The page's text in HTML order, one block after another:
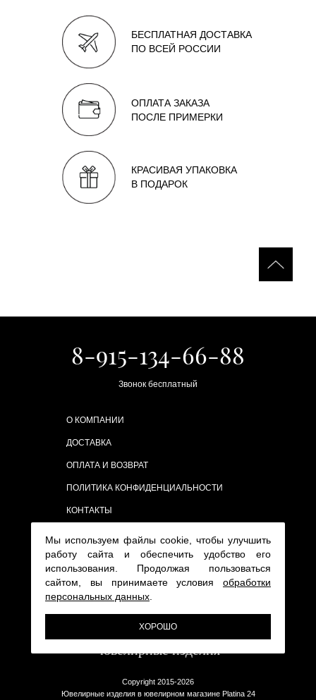
БЕСПЛАТНАЯ ДОСТАВКА
ПО ВСЕЙ РОССИИ
ОПЛАТА ЗАКАЗА
ПОСЛЕ ПРИМЕРКИ
КРАСИВАЯ УПАКОВКА
В ПОДАРОК
8-915-134-66-88
Звонок бесплатный
О КОМПАНИИ
ДОСТАВКА
ОПЛАТА И ВОЗВРАТ
ПОЛИТИКА КОНФИДЕНЦИАЛЬНОСТИ
КОНТАКТЫ
Copyright 2015-2026
Ювелирные изделия в ювелирном магазине Platina 24
Мы используем файлы cookie, чтобы улучшить
работу сайта и обеспечить удобство его
использования. Продолжая пользоваться
сайтом, вы принимаете условия обработки
персональных данных
ХОРОШО